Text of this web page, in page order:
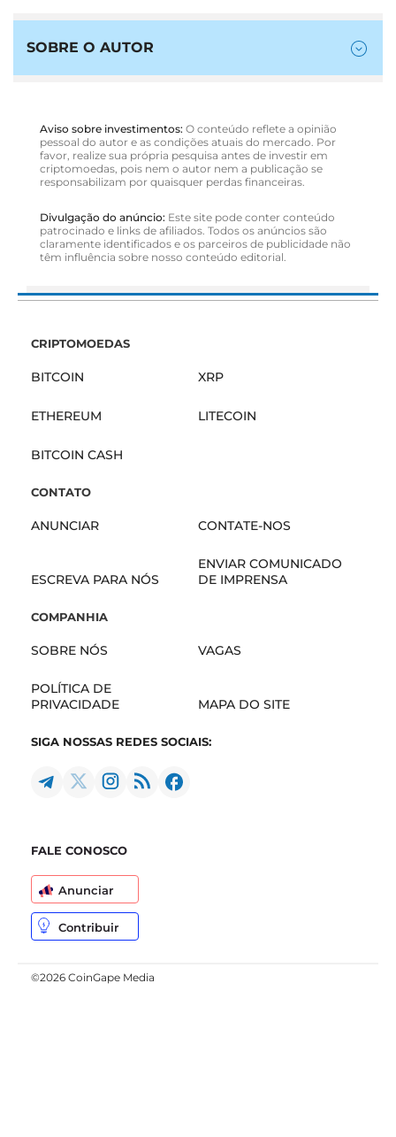
SOBRE O AUTOR
Aviso sobre investimentos: O conteúdo reflete a opinião
pessoal do autor e as condições atuais do mercado. Por
favor, realize sua própria pesquisa antes de investir em
criptomoedas, pois nem o autor nem a publicação se
responsabilizam por quaisquer perdas financeiras.
Divulgação do anúncio: Este site pode conter conteúdo
patrocinado e links de afiliados. Todos os anúncios são
claramente identificados e os parceiros de publicidade não
têm influência sobre nosso conteúdo editorial.
CRIPTOMOEDAS
BITCOIN XRP
ETHEREUM LITECOIN
BITCOIN CASH
CONTATO
ANUNCIAR CONTATE-NOS
ESCREVA PARA NÓS
ENVIAR COMUNICADO
DE IMPRENSA
COMPANHIA
SOBRE NÓS VAGAS
POLÍTICA DE
PRIVACIDADE
MAPA DO SITE
SIGA NOSSAS REDES SOCIAIS:
FALE CONOSCO
Anunciar
Contribuir
©2026 CoinGape Media